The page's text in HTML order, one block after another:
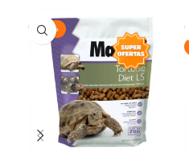
-20%